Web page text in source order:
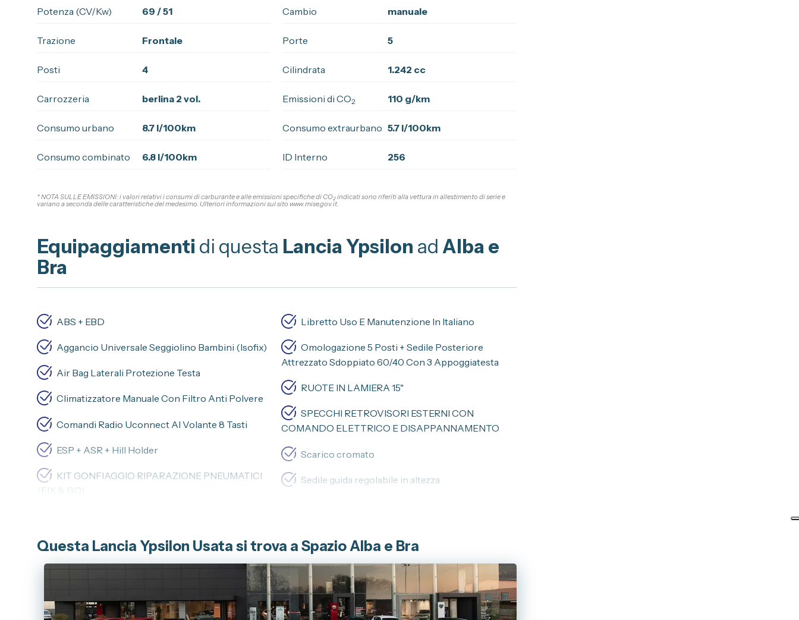
Potenza (CV/Kw) 69 / 51 Cambio manuale
Trazione Frontale Porte 5
Posti 4 Cilindrata 1.242 cc
Carrozzeria berlina 2 vol. Emissioni di CO2 110 g/km
Consumo urbano 8.7 l/100km Consumo extraurbano 5.7 l/100km
Consumo combinato 6.8 l/100km ID Interno 256
* NOTA SULLE EMISSIONI: i valori relativi i consumi di carburante e alle emissioni specifiche di CO2 indicati sono riferiti alla vettura in allestimento di serie e
variano a seconda delle caratteristiche del medesimo. Ulteriori informazioni sul sito www.mise.gov.it.
Equipaggiamenti di questa Lancia Ypsilon ad Alba e
Bra
ABS + EBD
Aggancio Universale Seggiolino Bambini (Isofix)
Air Bag Laterali Protezione Testa
Climatizzatore Manuale Con Filtro Anti Polvere
Comandi Radio Uconnect Al Volante 8 Tasti
ESP + ASR + Hill Holder
KIT GONFIAGGIO RIPARAZIONE PNEUMATICI
(FIX & GO)
Libretto Uso E Manutenzione In Italiano
Omologazione 5 Posti + Sedile Posteriore
Attrezzato Sdoppiato 60/40 Con 3 Appoggiatesta
RUOTE IN LAMIERA 15"
SPECCHI RETROVISORI ESTERNI CON
COMANDO ELETTRICO E DISAPPANNAMENTO
Scarico cromato
Sedile guida regolabile in altezza
Questa Lancia Ypsilon Usata si trova a Spazio Alba e Bra